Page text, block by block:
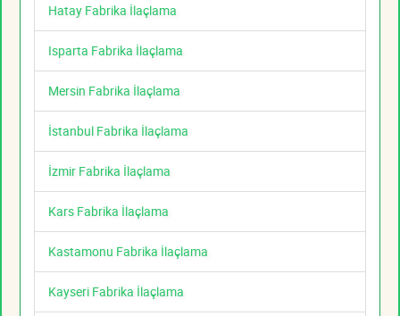
Hatay Fabrika İlaçlama
Isparta Fabrika İlaçlama
Mersin Fabrika İlaçlama
İstanbul Fabrika İlaçlama
İzmir Fabrika İlaçlama
Kars Fabrika İlaçlama
Kastamonu Fabrika İlaçlama
Kayseri Fabrika İlaçlama